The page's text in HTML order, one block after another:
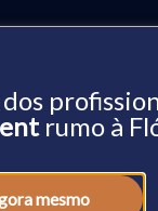
rumo à
mesmo
fev-